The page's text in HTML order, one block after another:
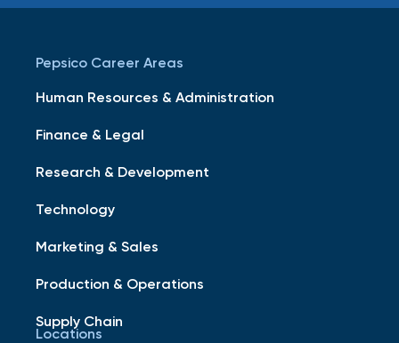
Pepsico Career Areas
Human Resources & Administration
Finance & Legal
Research & Development
Technology
Marketing & Sales
Production & Operations
Supply Chain
Locations